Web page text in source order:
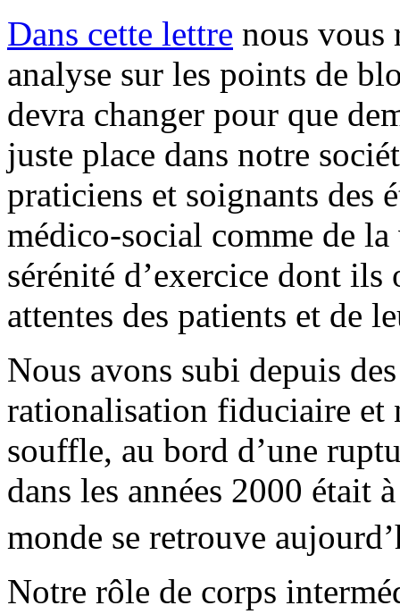
Dans cette lettre nous vous
analyse sur les points de
devra changer pour que
juste place dans notre
praticiens et soignants des
médico-social comme de
sérénité d’exercice dont
attentes des patients et de
Nous avons subi depuis
rationalisation fiduciaire et
souffle, au bord d’une
dans les années 2000 était
monde se retrouve
Notre rôle de corps